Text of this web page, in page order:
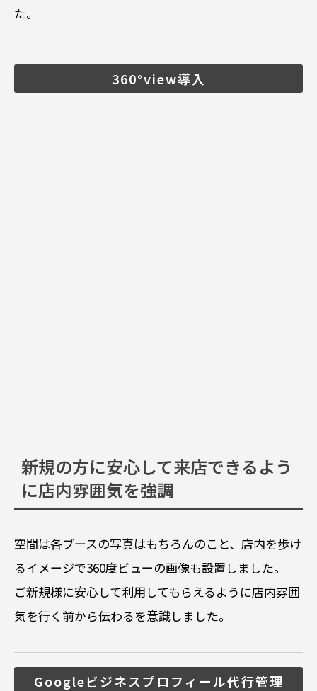
た。
360°view導入
新規の方に安心して来店できるよう
に店内雰囲気を強調
空間は各ブースの写真はもちろんのこと、店内を歩け
るイメージで360度ビューの画像も設置しました。
ご新規様に安心して利用してもらえるように店内雰囲
気を行く前から伝わるを意識しました。
Googleビジネスプロフィール代行管理